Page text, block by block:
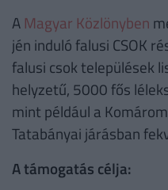
A Magyar Közlönyben
jén induló falusi CSOK
falusi csok települések
helyzetű, 5000 fős
mint például a
Tatabányai járásban
A támogatás célja: